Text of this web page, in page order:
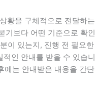
황을 구체적으로 전달하는
기보다 어떤 기준으로 확인
이 있는지, 진행 전 필요한
인 안내를 받을 수 있습니
는 안내받은 내용을 간단